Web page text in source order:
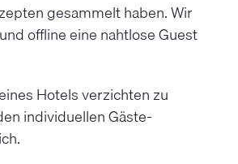
gesammelt haben. Wir
offline eine nahtlose Guest
Hotels verzichten zu
individuellen Gäste-